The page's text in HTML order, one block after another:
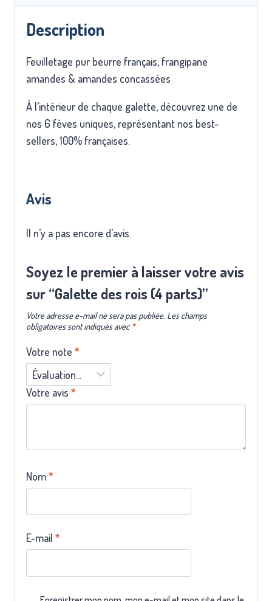
Description
Feuilletage pur beurre français, frangipane
amandes & amandes concassées
À l’intérieur de chaque galette, découvrez une de
nos 6 fèves uniques, représentant nos best-
sellers, 100% françaises.
Avis
Il n’y a pas encore d’avis.
Soyez le premier à laisser votre avis
sur “Galette des rois (4 parts)”
Votre adresse e-mail ne sera pas publiée. Les champs
obligatoires sont indiqués avec *
Votre note *
Votre avis *
Nom*
E-mail *